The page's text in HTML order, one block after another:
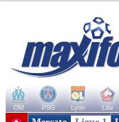
OM PSG Lyon Lille
+ de clubs